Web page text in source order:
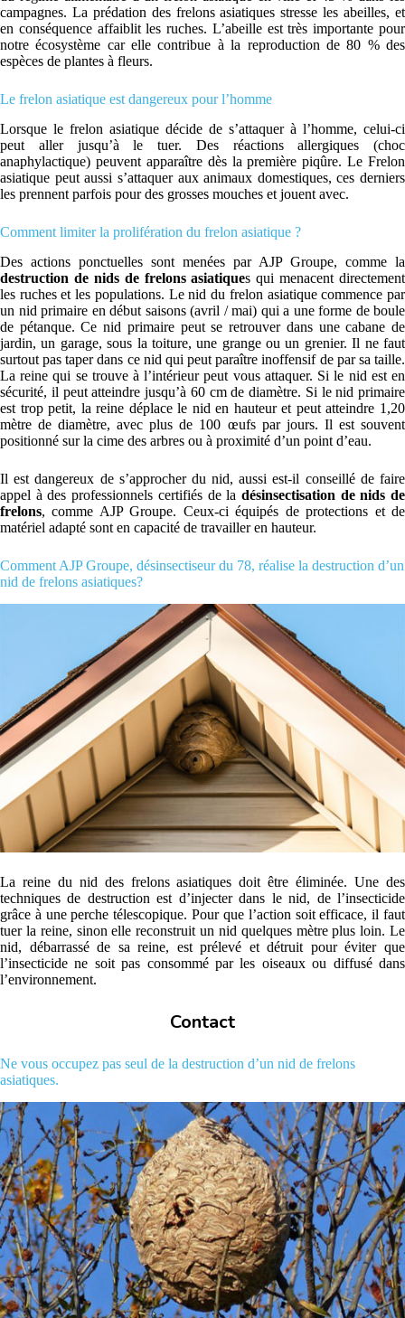
campagnes. La prédation des frelons asiatiques stresse les abeilles, et
en conséquence affaiblit les ruches. L’abeille est très importante pour
notre écosystème car elle contribue à la reproduction de 80 % des
espèces de plantes à fleurs.
Le frelon asiatique est dangereux pour l’homme
Lorsque le frelon asiatique décide de s’attaquer à l’homme, celui-ci
peut aller jusqu’à le tuer. Des réactions allergiques (choc
anaphylactique) peuvent apparaître dès la première piqûre. Le Frelon
asiatique peut aussi s’attaquer aux animaux domestiques, ces derniers
les prennent parfois pour des grosses mouches et jouent avec.
Comment limiter la prolifération du frelon asiatique ?
Des actions ponctuelles sont menées par AJP Groupe, comme la
destruction de nids de frelons asiatiques qui menacent directement
les ruches et les populations. Le nid du frelon asiatique commence par
un nid primaire en début saisons (avril / mai) qui a une forme de boule
de pétanque. Ce nid primaire peut se retrouver dans une cabane de
jardin, un garage, sous la toiture, une grange ou un grenier. Il ne faut
surtout pas taper dans ce nid qui peut paraître inoffensif de par sa taille.
La reine qui se trouve à l’intérieur peut vous attaquer. Si le nid est en
sécurité, il peut atteindre jusqu’à 60 cm de diamètre. Si le nid primaire
est trop petit, la reine déplace le nid en hauteur et peut atteindre 1,20
mètre de diamètre, avec plus de 100 œufs par jours. Il est souvent
positionné sur la cime des arbres ou à proximité d’un point d’eau.
Il est dangereux de s’approcher du nid, aussi est-il conseillé de faire
appel à des professionnels certifiés de la désinsectisation de nids de
frelons, comme AJP Groupe. Ceux-ci équipés de protections et de
matériel adapté sont en capacité de travailler en hauteur.
Comment AJP Groupe, désinsectiseur du 78, réalise la destruction d’un
nid de frelons asiatiques?
La reine du nid des frelons asiatiques doit être éliminée. Une des
techniques de destruction est d’injecter dans le nid, de l’insecticide
grâce à une perche télescopique. Pour que l’action soit efficace, il faut
tuer la reine, sinon elle reconstruit un nid quelques mètre plus loin. Le
nid, débarrassé de sa reine, est prélevé et détruit pour éviter que
l’insecticide ne soit pas consommé par les oiseaux ou diffusé dans
l’environnement.
Contact
Ne vous occupez pas seul de la destruction d’un nid de frelons
asiatiques.